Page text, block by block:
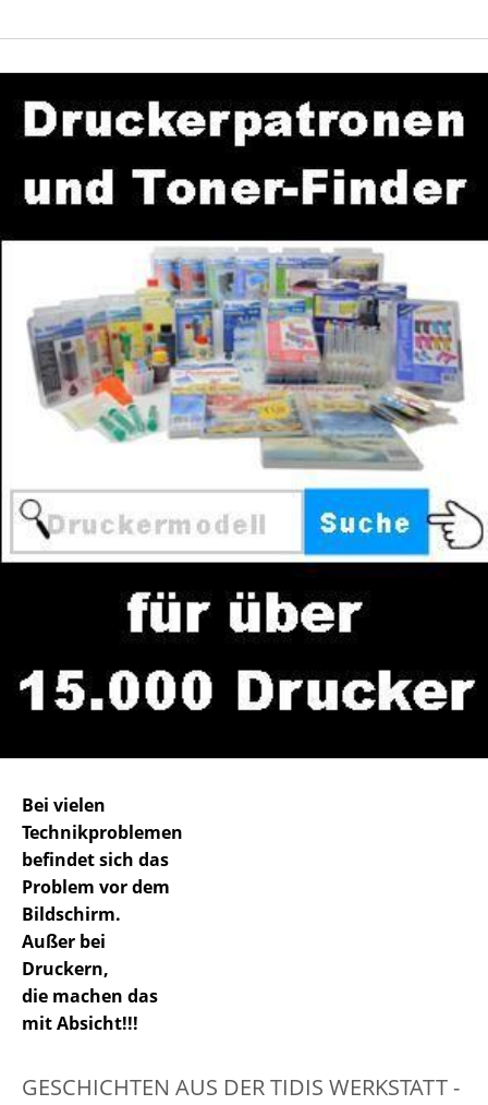
Bei vielen
Technikproblemen
befindet sich das
Problem vor dem
Bildschirm.
Außer bei
Druckern,
die machen das
mit Absicht!!!
GESCHICHTEN AUS DER TIDIS WERKSTATT -